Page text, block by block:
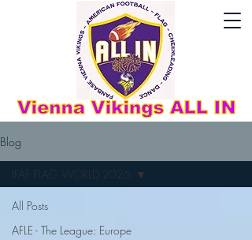
Blog
All Posts
AFLE - The League: Europe
IFAF FLAG WORLD 2026